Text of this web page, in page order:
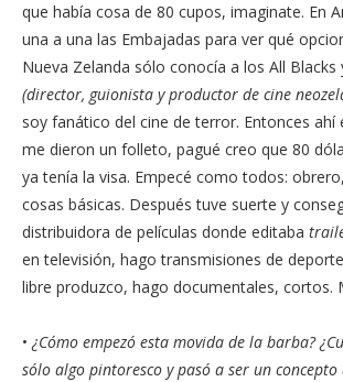
que había cosa de 80 cupos, imaginate. En
una a una las Embajadas para ver qué
Nueva Zelanda sólo conocía a los All Blacks
(director, guionista y productor de cine
soy fanático del cine de terror. Entonces ahí
me dieron un folleto, pagué creo que 80
ya tenía la visa. Empecé como todos: obrero,
cosas básicas. Después tuve suerte y
distribuidora de películas donde editaba
en televisión, hago transmisiones de
libre produzco, hago documentales, cortos.
• ¿Cómo empezó esta movida de la barba?
sólo algo pintoresco y pasó a ser un concepto